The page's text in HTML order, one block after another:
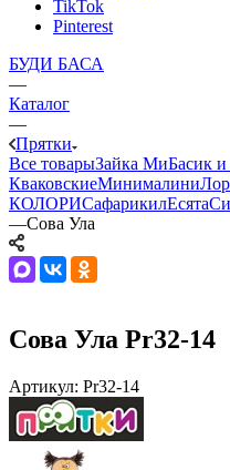
TikTok
Pinterest
БУДИ БАСА
—
Каталог
—
Прятки
Все товарыЗайка МиБасик
КваковскиеМинималини
КОЛОРИСафарикилЕсята
—Сова Ула
Сова Ула Pr32-14
Артикул: Pr32-14